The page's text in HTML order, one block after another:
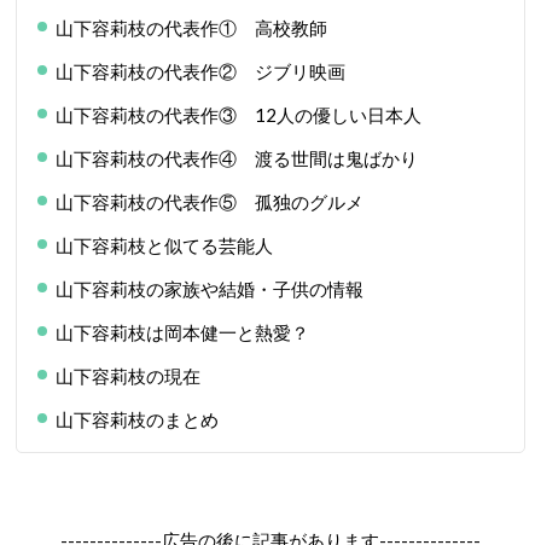
山下容莉枝の代表作① 高校教師
山下容莉枝の代表作② ジブリ映画
山下容莉枝の代表作③ 12人の優しい日本人
山下容莉枝の代表作④ 渡る世間は鬼ばかり
山下容莉枝の代表作⑤ 孤独のグルメ
山下容莉枝と似てる芸能人
山下容莉枝の家族や結婚・子供の情報
山下容莉枝は岡本健一と熱愛？
山下容莉枝の現在
山下容莉枝のまとめ
--------------広告の後に記事があります--------------